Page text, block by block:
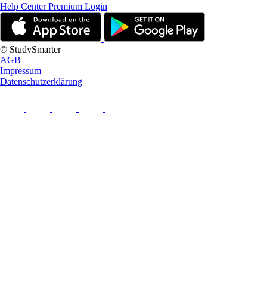
Help CenterPremium Login
© StudySmarter
AGB
Impressum
Datenschutzerklärung